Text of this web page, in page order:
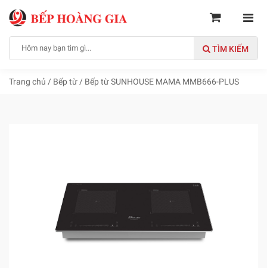
TÌM KIẾM
Trang chủ / Bếp từ / Bếp từ SUNHOUSE MAMA MMB666-PLUS